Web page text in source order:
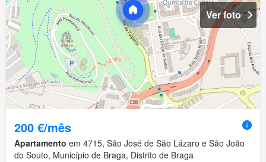
Ver foto
200 €/mês
Apartamento em 4715, São José de São Lázaro e São João
do Souto, Município de Braga, Distrito de Braga